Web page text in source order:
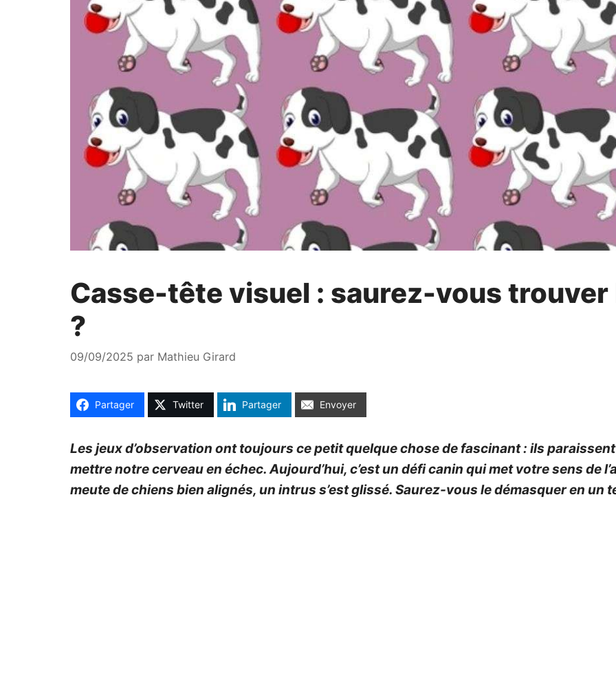
Casse-tête visuel : saurez-vous
?
09/09/2025 par Mathieu Girard
Partager Twitter Partager Envoyer
Les jeux d’observation ont toujours ce petit quelque chose de fascinant : ils
mettre notre cerveau en échec. Aujourd’hui, c’est un défi canin qui met votre sens de
meute de chiens bien alignés, un intrus s’est glissé. Saurez-vous le démasquer en un